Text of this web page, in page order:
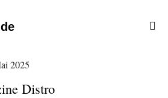
2025
Distro